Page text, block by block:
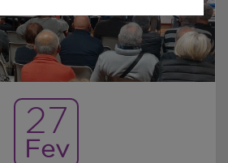
27
Fev